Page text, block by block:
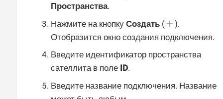
Пространства.
Нажмите на кнопку Создать (
).
Отобразится окно создания подключения.
Введите идентификатор пространства
сателлита в поле ID.
Введите название подключения. Название